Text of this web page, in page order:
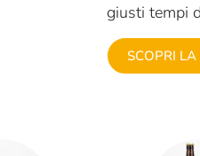
giusti tempi
SCOPRI LA